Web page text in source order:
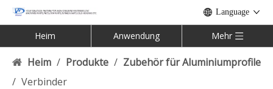
Language
Heim Anwendung Mehr
Heim / Produkte / Zubehör für Aluminiumprofile
/ Verbinder